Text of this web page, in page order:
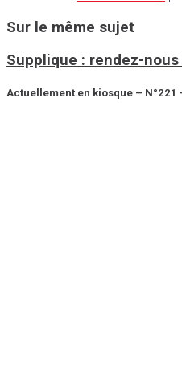
Sur le même sujet
Supplique : rendez-
Actuellement en kiosque –